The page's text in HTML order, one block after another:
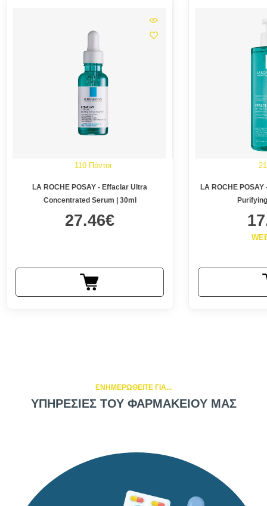
110 Πόντοι
LA ROCHE POSAY - Effaclar Ultra
Concentrated Serum | 30ml
27.46€
LA ROCHE POSAY - Effaclar Micro-peeling
ΕΝΗΜΕΡΩΘΕΙΤΕ ΓΙΑ...
ΥΠΗΡΕΣΙΕΣ ΤΟΥ ΦΑΡΜΑΚΕΙΟΥ ΜΑΣ